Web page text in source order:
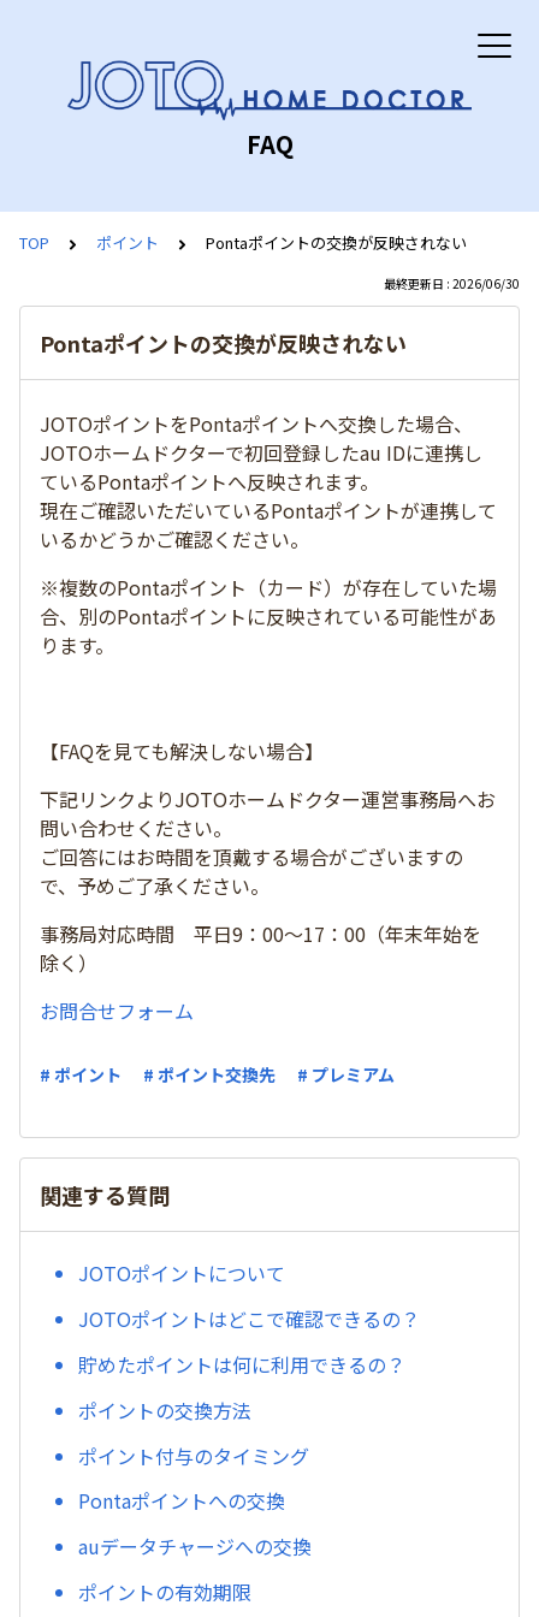
FAQ
TOP ポイント Pontaポイントの交換が反映されない
最終更新日 : 2026/06/30
Pontaポイントの交換が反映されない
JOTOポイントをPontaポイントへ交換した場合、
JOTOホームドクターで初回登録したau IDに連携し
ているPontaポイントへ反映されます。
現在ご確認いただいているPontaポイントが連携して
いるかどうかご確認ください。
※複数のPontaポイント（カード）が存在していた場
合、別のPontaポイントに反映されている可能性があ
ります。
【FAQを見ても解決しない場合】
下記リンクよりJOTOホームドクター運営事務局へお
問い合わせください。
ご回答にはお時間を頂戴する場合がございますの
で、予めご了承ください。
事務局対応時間 平日9：00～17：00（年末年始を
除く）
お問合せフォーム
# ポイント # ポイント交換先 # プレミアム
関連する質問
JOTOポイントについて
JOTOポイントはどこで確認できるの？
貯めたポイントは何に利用できるの？
ポイントの交換方法
ポイント付与のタイミング
Pontaポイントへの交換
auデータチャージへの交換
ポイントの有効期限